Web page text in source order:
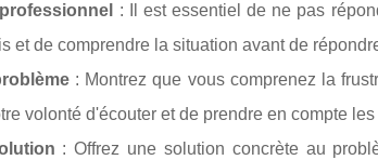
: Il est essentiel de ne pas
et de comprendre la situation avant de
: Montrez que vous comprenez la
volonté d'écouter et de prendre en compte
: Offrez une solution concrète au